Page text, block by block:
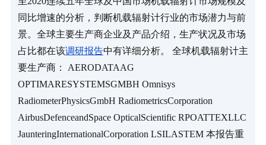
同比增速的分析，判断机载辐射计行业的市场潜力与前
景。全球主要生产商企业及产品介绍，生产状况及市场
占比都在该调研报告中有详细分析。 全球机载辐射计主
要生产商： AERODATAAG
OPTIMARESYSTEMSGMBH Omnisys
RadiometerPhysicsGmbH RadiometricsCorporation
AirbusDefenceandSpace OpticalScientific RPOATTEXLLC
JaunteringInternationalCorporation LSILASTEM 本报告重